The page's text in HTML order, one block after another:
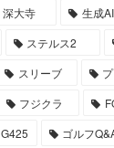
深大寺 生成AI
ステルス2
スリーブ
フジクラ
G425 ゴルフ